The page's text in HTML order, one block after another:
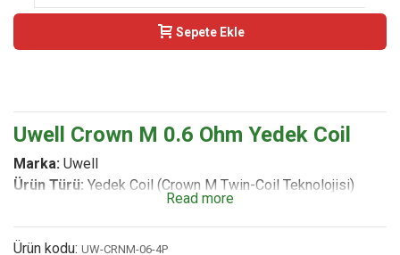
Sepete Ekle
Uwell Crown M 0.6 Ohm Yedek Coil
Marka: Uwell
Ürün Türü: Yedek Coil (Crown M Twin-Coil Teknolojisi)
0.6 Ohm Crown M Meshed (RDL -
Kısıtlı Ciğer Çekimi / Gevşek MTL)
Paket İçeriği:4 Adet / Kutu
Read more
Ürün kodu: UW-CRNM-06-4P